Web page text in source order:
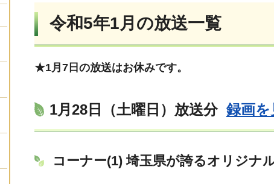
令和5年1月の放送一覧
★1月7日の放送はお休みです。
1月28日（土曜日）放送分 録画を
コーナー(1) 埼玉県が誇るオリジナ